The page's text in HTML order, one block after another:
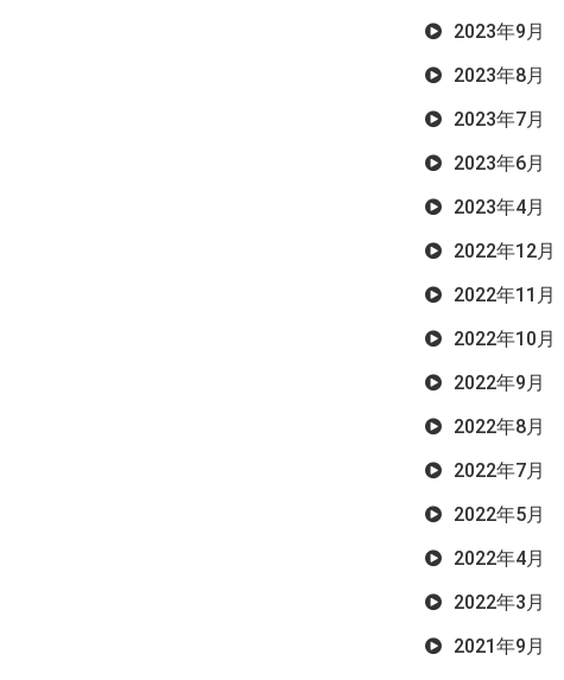
2023年9月
2023年8月
2023年7月
2023年6月
2023年4月
2022年12月
2022年11月
2022年10月
2022年9月
2022年8月
2022年7月
2022年5月
2022年4月
2022年3月
2021年9月